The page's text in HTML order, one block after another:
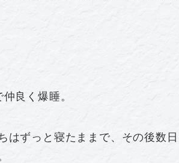
良く爆睡。
はずっと寝たままで、その後数日